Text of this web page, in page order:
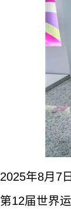
2025年8月7
第12届世界